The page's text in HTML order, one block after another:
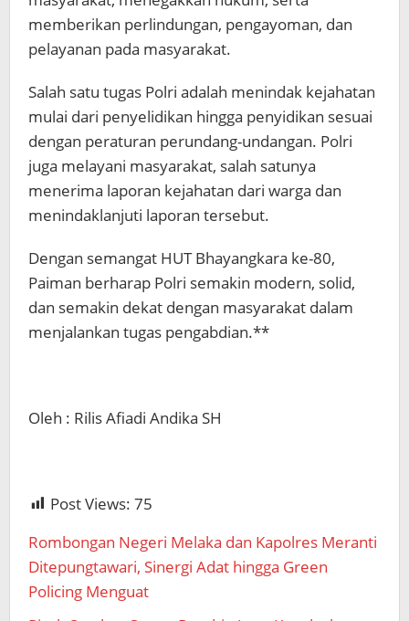
memberikan perlindungan, pengayoman, dan
pelayanan pada masyarakat.
Salah satu tugas Polri adalah menindak kejahatan
mulai dari penyelidikan hingga penyidikan sesuai
dengan peraturan perundang-undangan. Polri
juga melayani masyarakat, salah satunya
menerima laporan kejahatan dari warga dan
menindaklanjuti laporan tersebut.
Dengan semangat HUT Bhayangkara ke-80,
Paiman berharap Polri semakin modern, solid,
dan semakin dekat dengan masyarakat dalam
menjalankan tugas pengabdian.**
Oleh : Rilis Afiadi Andika SH
Post Views: 75
Rombongan Negeri Melaka dan Kapolres Meranti
Ditepungtawari, Sinergi Adat hingga Green
Policing Menguat